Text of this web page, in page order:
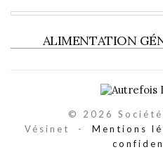
ALIMENTATION
© 2026
Vésinet - Mentions